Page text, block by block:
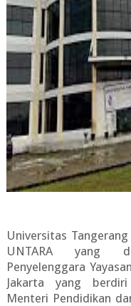
Universitas
UNTARA yang
Penyelenggara
Jakarta yang
Menteri Pendidikan